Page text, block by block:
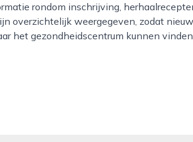
rondom inschrijving,
overzichtelijk weergegeven, zodat
het gezondheidscentrum kunnen